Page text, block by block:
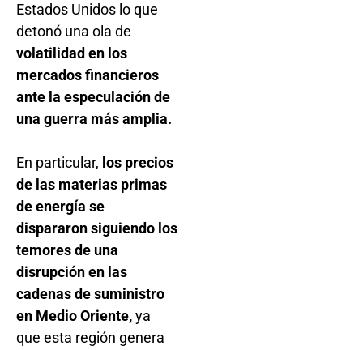
Estados Unidos lo que
detonó una ola de
volatilidad en los
mercados financieros
ante la especulación de
una guerra más amplia.
En particular, los precios
de las materias primas
de energía se
dispararon siguiendo los
temores de una
disrupción en las
cadenas de suministro
en Medio Oriente,ya
que esta región genera